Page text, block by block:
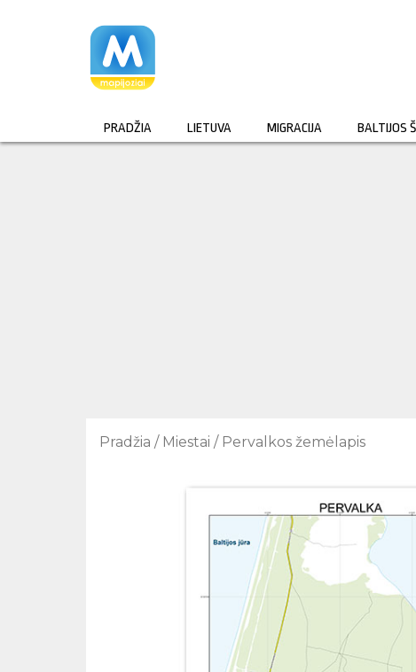
PRADŽIA LIETUVA MIGRACIJA BALTIJOS
Pradžia / Miestai / Pervalkos žemėlapis